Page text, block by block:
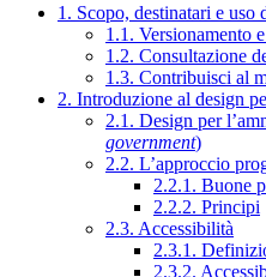
1. Scopo, destinatari e
1.1. Versionamento
1.2. Consultazione
1.3. Contribuisci al
2. Introduzione al design
2.1. Design per
government)
2.2. L’approccio
2.2.1. Buone
2.2.2. Principi
2.3. Accessibilità
2.3.1.
2.3.2.